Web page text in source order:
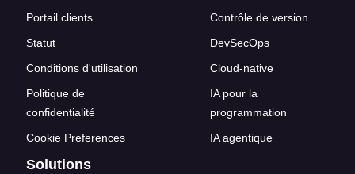
Portail clients
Statut
Conditions d'utilisation
Politique de
confidentialité
Cookie Preferences
Contrôle de version
DevSecOps
Cloud-native
IA pour la
programmation
IA agentique
Solutions